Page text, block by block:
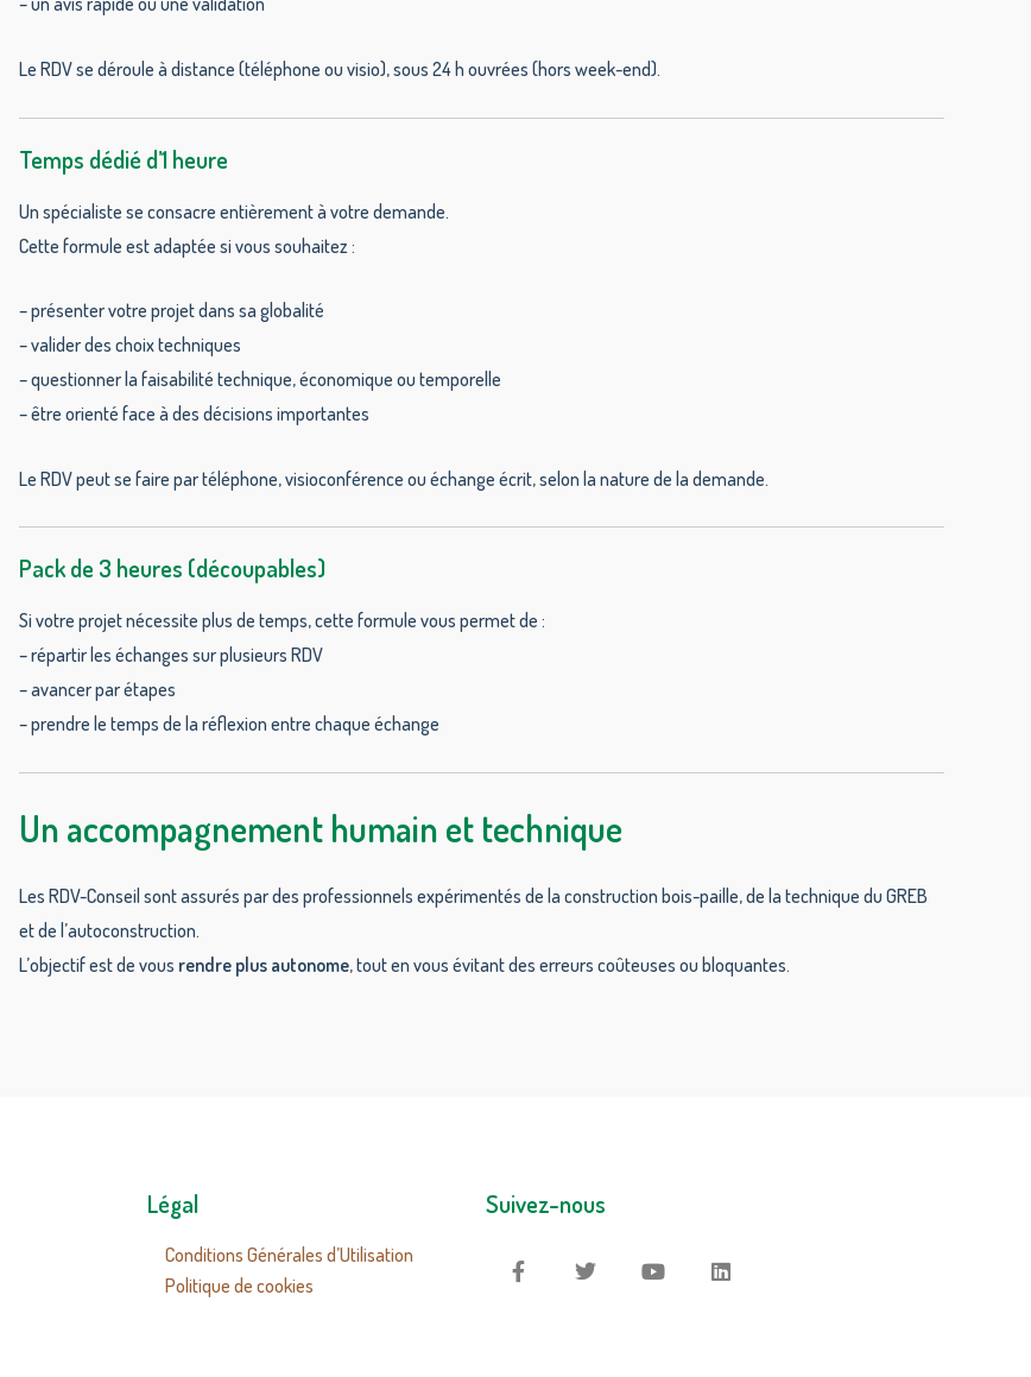
Le RDV se déroule à distance (téléphone ou visio), sous 24 h ouvrées (hors week-end).
Temps dédié d’1 heure
Un spécialiste se consacre entièrement à votre demande.
Cette formule est adaptée si vous souhaitez :
– présenter votre projet dans sa globalité
– valider des choix techniques
– questionner la faisabilité technique, économique ou temporelle
– être orienté face à des décisions importantes
Le RDV peut se faire par téléphone, visioconférence ou échange écrit, selon la nature de la demande.
Pack de 3 heures (découpables)
Si votre projet nécessite plus de temps, cette formule vous permet de :
– répartir les échanges sur plusieurs RDV
– avancer par étapes
– prendre le temps de la réflexion entre chaque échange
Un accompagnement humain et technique
Les RDV-Conseil sont assurés par des professionnels expérimentés de la construction bois-paille, de la technique du GREB
et de l’autoconstruction.
L’objectif est de vous rendre plus autonome, tout en vous évitant des erreurs coûteuses ou bloquantes.
Légal
Conditions Générales d’Utilisation
Politique de cookies
Suivez-nous